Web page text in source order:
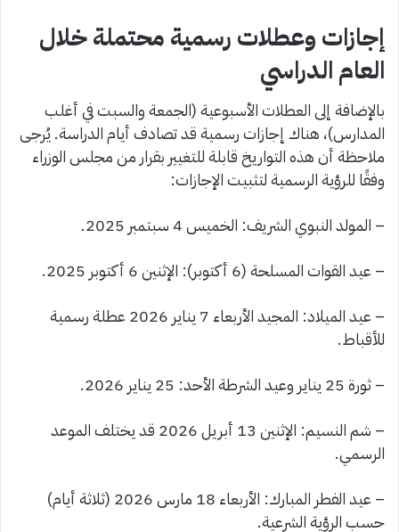
إجازات وعطلات رسمية محتملة خلال
العام الدراسي
بالإضافة إلى العطلات الأسبوعية (الجمعة والسبت في أغلب
المدارس)، هناك إجازات رسمية قد تصادف أيام الدراسة. يُرجى
ملاحظة أن هذه التواريخ قابلة للتغيير بقرار من مجلس الوزراء
وفقًا للرؤية الرسمية لتثبيت الإجازات:
– المولد النبوي الشريف: الخميس 4 سبتمبر 2025.
– عيد القوات المسلحة (6 أكتوبر): الإثنين 6 أكتوبر 2025.
– عيد الميلاد: المجيد الأربعاء 7 يناير 2026 عطلة رسمية
للأقباط.
– ثورة 25 يناير وعيد الشرطة الأحد: 25 يناير 2026.
– شم النسيم: الإثنين 13 أبريل 2026 قد يختلف الموعد
الرسمي.
– عيد الفطر المبارك: الأربعاء 18 مارس 2026 (ثلاثة أيام)
حسب الرؤية الشرعية.